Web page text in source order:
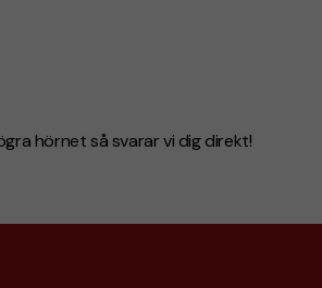
hörnet så svarar vi dig direkt!